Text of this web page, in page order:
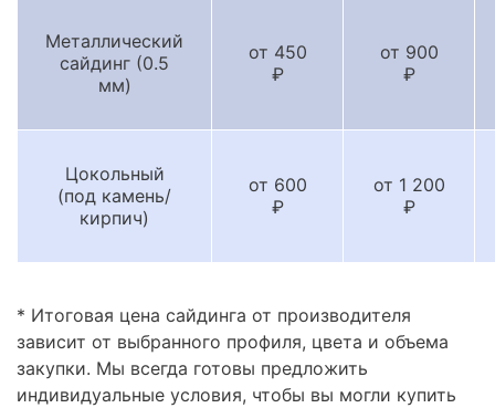
Металлический
сайдинг (0.5
мм)
от 450
₽
от 900
₽
Цокольный
(под камень/
кирпич)
от 600
₽
от 1 200
₽
* Итоговая цена сайдинга от производителя
зависит от выбранного профиля, цвета и объема
закупки. Мы всегда готовы предложить
индивидуальные условия, чтобы вы могли купить